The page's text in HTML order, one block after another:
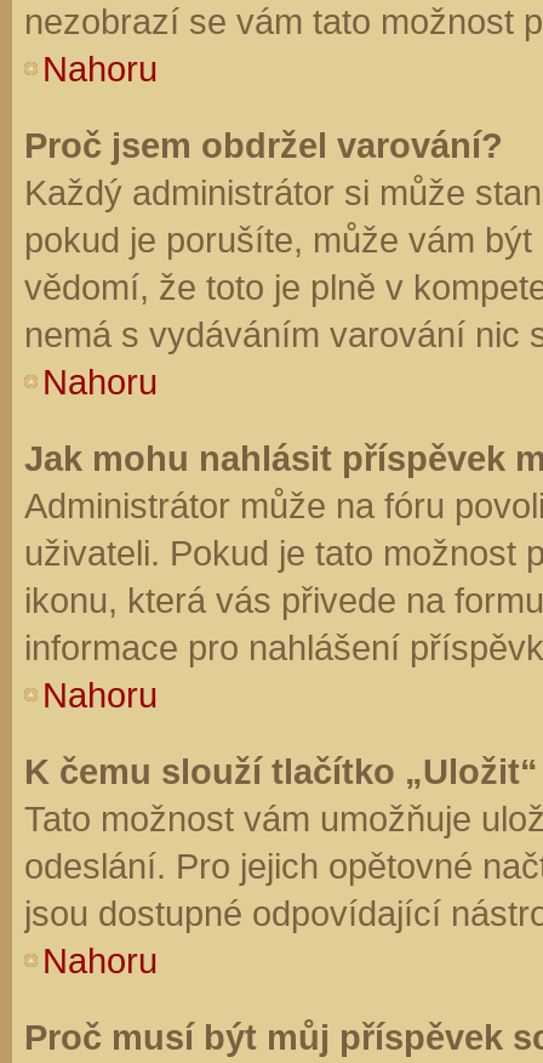
nezobrazí se vám tato možnost
Nahoru
Proč jsem obdržel varování?
Každý administrátor si může
pokud je porušíte, může vám
vědomí, že toto je plně v
nemá s vydáváním varování nic
Nahoru
Jak mohu nahlásit příspěvek
Administrátor může na fóru
uživateli. Pokud je tato možnost
ikonu, která vás přivede na
informace pro nahlášení
Nahoru
K čemu slouží tlačítko
Tato možnost vám umožňuje
odeslání. Pro jejich opětovné
jsou dostupné odpovídající
Nahoru
Proč musí být můj příspěvek